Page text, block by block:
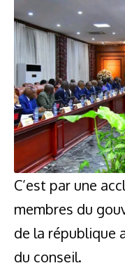
C’est par une
membres du
de la république
du conseil.